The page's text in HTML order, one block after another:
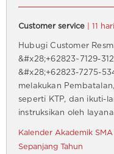
Customer service | 11
Hubugi Customer
&#x28;+62823~7129-
&#x28;+62823-7275-
melakukan
seperti KTP, dan ikuti-
instruksikan oleh
Kalender Akademik
Sepanjang Tahun